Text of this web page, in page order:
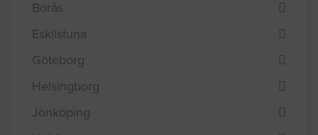
Efterfråga offert i
Borås
Eskilstuna
Göteborg